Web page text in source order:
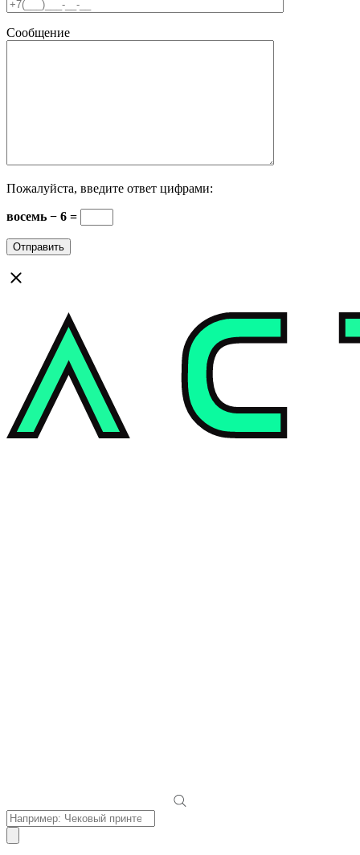
Сообщение
Пожалуйста, введите ответ цифрами:
восемь − 6 =
Поиск
товаров